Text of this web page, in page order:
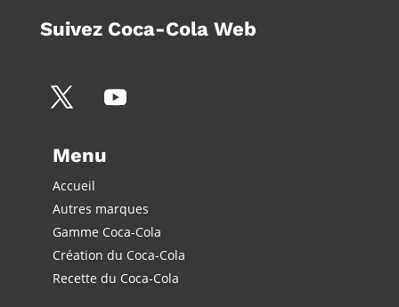
Suivez Coca-Cola Web
Menu
Accueil
Autres marques
Gamme Coca-Cola
Création du Coca-Cola
Recette du Coca-Cola